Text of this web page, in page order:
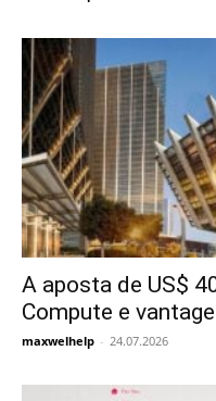
A aposta de US$
Compute e
maxwelhelp - 24.07.2026